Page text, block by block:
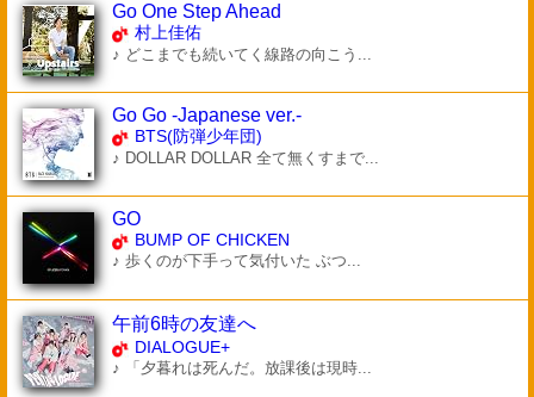
Go One Step Ahead
村上佳佑
♪ どこまでも続いてく線路の向こう...
Go Go -Japanese ver.-
BTS(防弾少年団)
♪ DOLLAR DOLLAR 全て無くすまで...
GO
BUMP OF CHICKEN
♪ 歩くのが下手って気付いた ぶつ...
午前6時の友達へ
DIALOGUE+
♪ 「夕暮れは死んだ。放課後は現時...